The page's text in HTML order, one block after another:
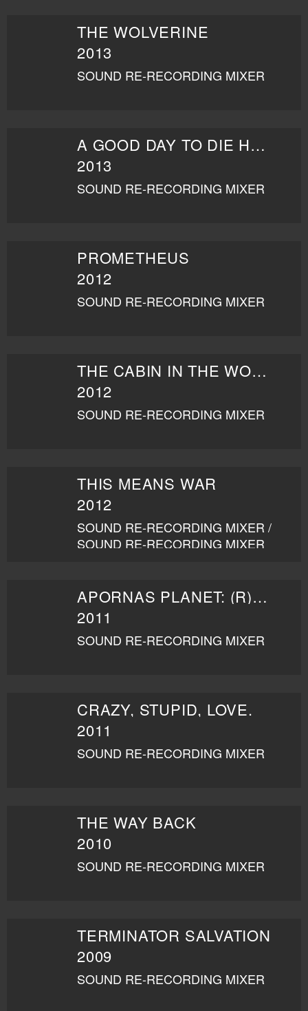
THE WOLVERINE
2013
SOUND RE-RECORDING MIXER
A GOOD DAY TO DIE HARD
2013
SOUND RE-RECORDING MIXER
PROMETHEUS
2012
SOUND RE-RECORDING MIXER
THE CABIN IN THE WOODS
2012
SOUND RE-RECORDING MIXER
THIS MEANS WAR
2012
SOUND RE-RECORDING MIXER /
SOUND RE-RECORDING MIXER
APORNAS PLANET: (R)EVOLUTION
2011
SOUND RE-RECORDING MIXER
CRAZY, STUPID, LOVE.
2011
SOUND RE-RECORDING MIXER
THE WAY BACK
2010
SOUND RE-RECORDING MIXER
TERMINATOR SALVATION
2009
SOUND RE-RECORDING MIXER